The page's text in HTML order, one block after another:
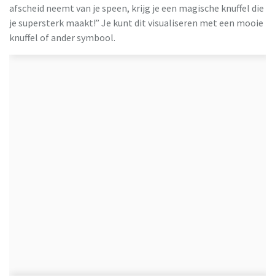
afscheid neemt van je speen, krijg je een magische knuffel die
je supersterk maakt!” Je kunt dit visualiseren met een mooie
knuffel of ander symbool.